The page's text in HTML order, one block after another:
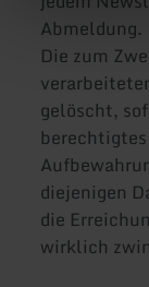
Abmeldung.
Die zum
gelöscht,
diejenigen
die
wirklich